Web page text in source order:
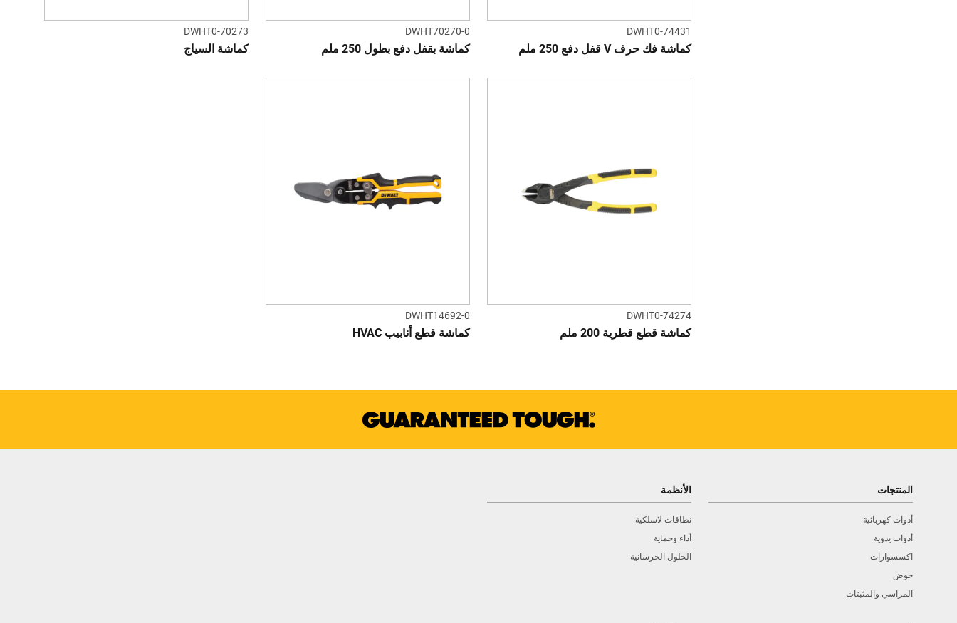
DWHT0-74431
كماشة فك حرف V قفل دفع 250 ملم
DWHT70270-0
كماشة بقفل دفع بطول 250 ملم
DWHT0-70273
كماشة السياج
DWHT0-74274
كماشة قطع قطرية 200 ملم
DWHT14692-0
كماشة قطع أنابيب HVAC
المنتجات
أدوات كهربائية
أدوات يدوية
اكسسوارات
حوض
المراسي والمثبتات
الأنظمة
نطاقات لاسلكية
أداء وحماية
الحلول الخرسانية